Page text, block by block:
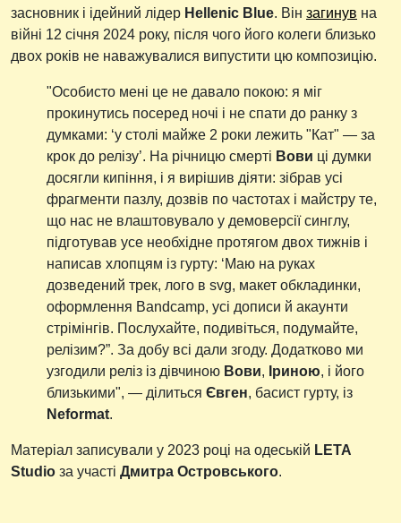
засновник і ідейний лідер Hellenic Blue. Він загинув на
війні 12 січня 2024 року, після чого його колеги близько
двох років не наважувалися випустити цю композицію.
"Особисто мені це не давало покою: я міг
прокинутись посеред ночі і не спати до ранку з
думками: ‘у столі майже 2 роки лежить "Кат" — за
крок до релізу’. На річницю смерті Вови ці думки
досягли кипіння, і я вирішив діяти: зібрав усі
фрагменти пазлу, дозвів по частотах і майстру те,
що нас не влаштовувало у демоверсії синглу,
підготував усе необхідне протягом двох тижнів і
написав хлопцям із гурту: ‘Маю на руках
дозведений трек, лого в svg, макет обкладинки,
оформлення Bandcamp, усі дописи й акаунти
стрімінгів. Послухайте, подивіться, подумайте,
релізим?”. За добу всі дали згоду. Додатково ми
узгодили реліз із дівчиною Вови, Іриною, і його
близькими", — ділиться Євген, басист гурту, із
Neformat.
Матеріал записували у 2023 році на одеській LETA
Studio за участі Дмитра Островського.